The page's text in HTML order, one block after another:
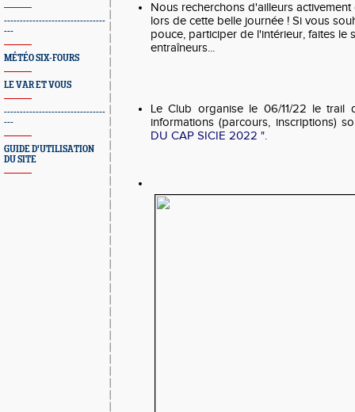
--------------------------------
---
MÉTÉO SIX-FOURS
LE VAR ET VOUS
--------------------------------
---
GUIDE D'UTILISATION
DU SITE
Nous recherchons d'ailleurs
lors de cette belle journée ! Si vous
pouce, participer de l'intérieur, faites le
entraîneurs...
Le Club organise le 06/11/22 le trail
informations (parcours, inscriptions)
DU CAP SICIE 2022 ".